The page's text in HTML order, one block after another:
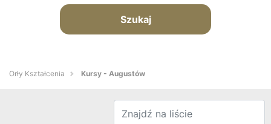
Szukaj
Orły Kształcenia Kursy - Augustów